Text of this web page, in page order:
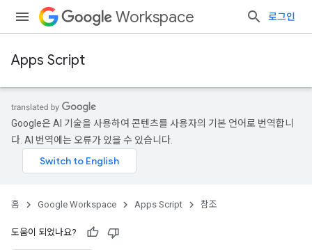
Workspace 로그인
Apps Script
Google은 AI 기술을 사용하여 콘텐츠를 사용자의 기본 언어로 번역합니
다. AI 번역에는 오류가 있을 수 있습니다.
홈 Google Workspace Apps Script 참조
도움이 되었나요?